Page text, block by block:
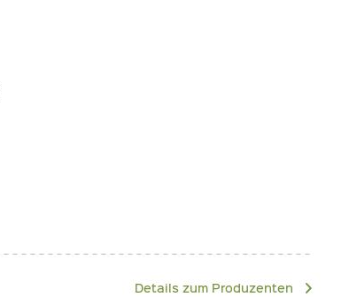
Details zum Produzenten